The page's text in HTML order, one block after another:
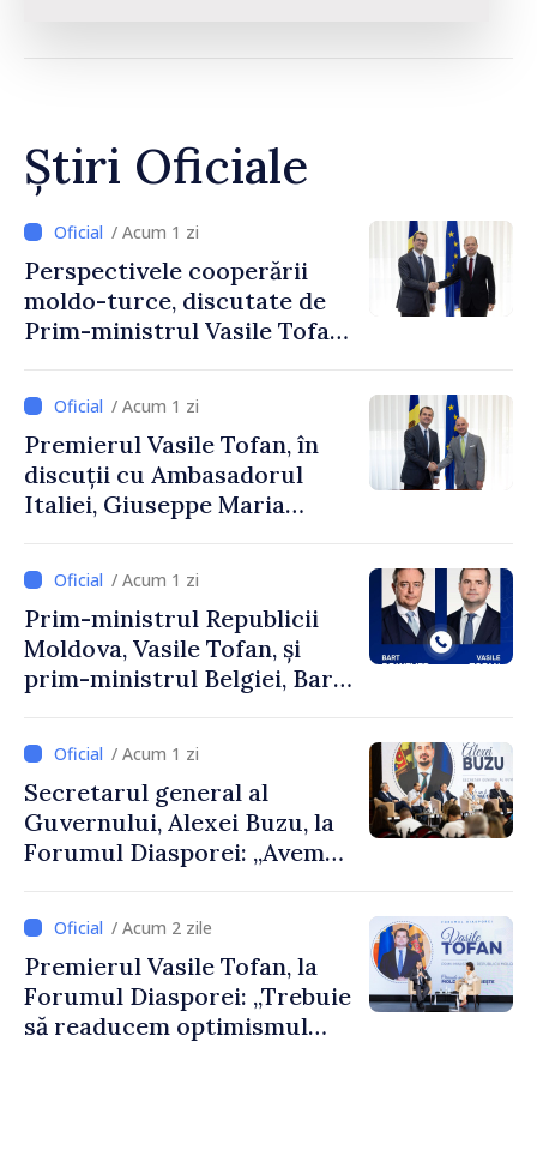
Știri Oficiale
/ Acum 1 zi
Perspectivele cooperării
moldo-turce, discutate de
Prim-ministrul Vasile Tofan
Uygar Mustafa Sertel
/ Acum 1 zi
Premierul Vasile Tofan, în
discuții cu Ambasadorul
Italiei, Giuseppe Maria
/ Acum 1 zi
Prim-ministrul Republicii
Moldova, Vasile Tofan, și
prim-ministrul Belgiei, Bart
despre parcursul european
al Republicii Moldova.
/ Acum 1 zi
Secretarul general al
Guvernului, Alexei Buzu, la
Forumul Diasporei: „Avem
dumneavoastră pentru a
construi comunități mai
puternice”
/ Acum 2 zile
Premierul Vasile Tofan, la
Forumul Diasporei: „Trebuie
să readucem optimismul